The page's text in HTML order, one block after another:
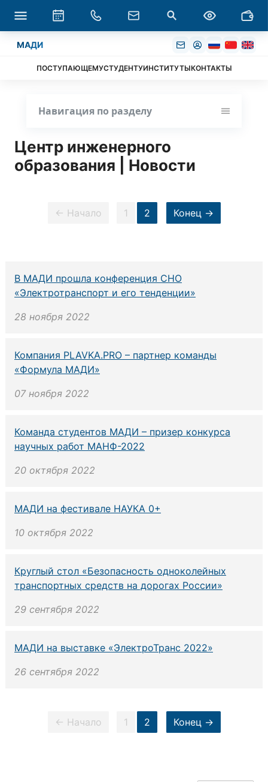
МАДИ
ПОСТУПАЮЩЕМУСТУДЕНТУИНСТИТУТЫКОНТАКТЫ
Центр инженерного
образования | Новости
← Начало 1 2 Конец →
В МАДИ прошла конференция СНО
«Электротранспорт и его тенденции»
28 ноября 2022
Компания PLAVKA.PRO – партнер команды
«Формула МАДИ»
07 ноября 2022
Команда студентов МАДИ – призер конкурса
научных работ МАНФ-2022
20 октября 2022
МАДИ на фестивале НАУКА 0+
10 октября 2022
Круглый стол «Безопасность одноколейных
транспортных средств на дорогах России»
29 сентября 2022
МАДИ на выставке «ЭлектроТранс 2022»
26 сентября 2022
← Начало 1 2 Конец →
Навигация по разделу